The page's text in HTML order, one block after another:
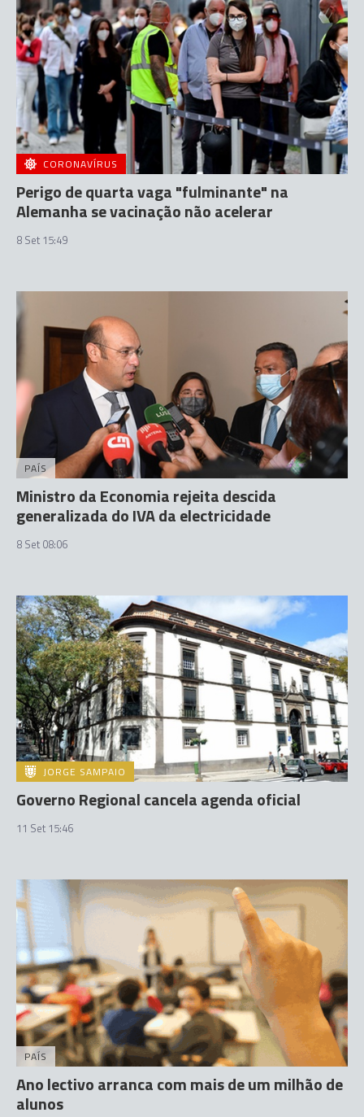
CORONAVÍRUS
Perigo de quarta vaga "fulminante" na
Alemanha se vacinação não acelerar
8 Set 15:49
PAÍS
Ministro da Economia rejeita descida
generalizada do IVA da electricidade
8 Set 08:06
JORGE SAMPAIO
Governo Regional cancela agenda oficial
11 Set 15:46
PAÍS
Ano lectivo arranca com mais de um milhão de
alunos